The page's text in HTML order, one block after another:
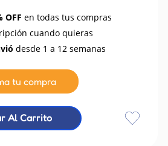
OFF en todas tus compras
cuando quieras
desde 1 a 12 semanas
tu compra
Al Carrito